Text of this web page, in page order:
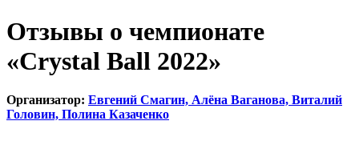
Отзывы о чемпионате
«Crystal Ball 2022»
Организатор: Евгений Смагин, Алёна Ваганова, Виталий
Головин, Полина Казаченко